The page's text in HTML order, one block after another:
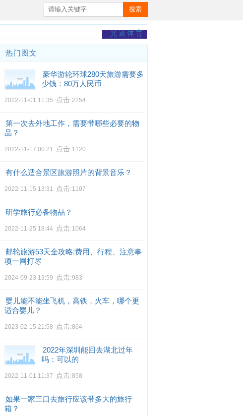
搜索
光速体育
热门图文
豪华游轮环球280天旅游需要多
少钱：80万人民币
2022-11-01 11:35 点击:2254
第一次去外地工作，需要带哪些必要的物
品？
2022-11-17 00:21 点击:1120
有什么适合景区旅游照片的背景音乐？
2022-11-15 13:31 点击:1107
研学旅行必备物品？
2022-11-25 18:44 点击:1064
邮轮旅游53天全攻略:费用、行程、注意事
项一网打尽
2024-09-23 13:59 点击:983
婴儿能不能坐飞机，高铁，火车，哪个更
适合婴儿？
2023-02-15 21:58 点击:864
2022年深圳能回去湖北过年
吗：可以的
2022-11-01 11:37 点击:858
如果一家三口去旅行应该带多大的旅行
箱？